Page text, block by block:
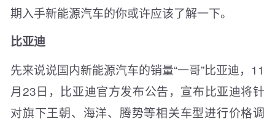
期入手新能源汽车的你或许应该了解一下。
比亚迪
先来说说国内新能源汽车的销量“一哥”比亚迪，11
月23日，比亚迪官方发布公告，宣布比亚迪将针
对旗下王朝、海洋、腾势等相关车型进行价格调